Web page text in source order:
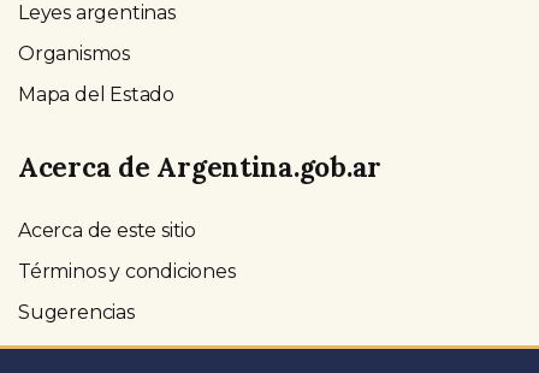
Leyes argentinas
Organismos
Mapa del Estado
Acerca de Argentina.gob.ar
Acerca de este sitio
Términos y condiciones
Sugerencias